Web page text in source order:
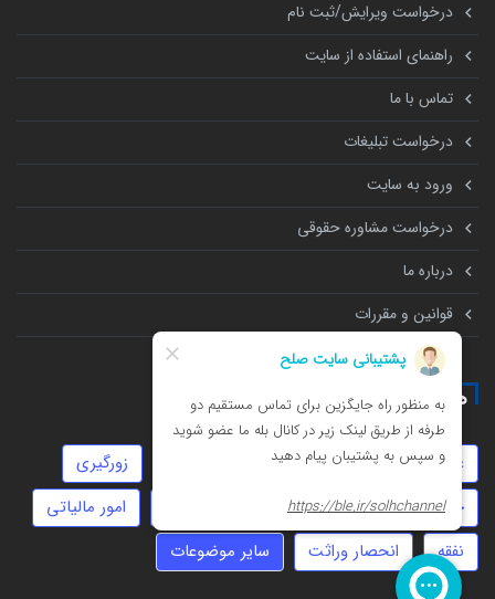
درخواست ویرایش/ثبت نام
راهنمای استفاده از سایت
تماس با ما
درخواست تبلیغات
ورود به سایت
درخواست مشاوره حقوقی
درباره ما
قوانین و مقررات
همه چیز درباره
عقد دائم استارتاپ چک
زورگیری
جعل
مهریه توهین
امور مالیاتی
نفقه
انحصار وراثت سایر موضوعات